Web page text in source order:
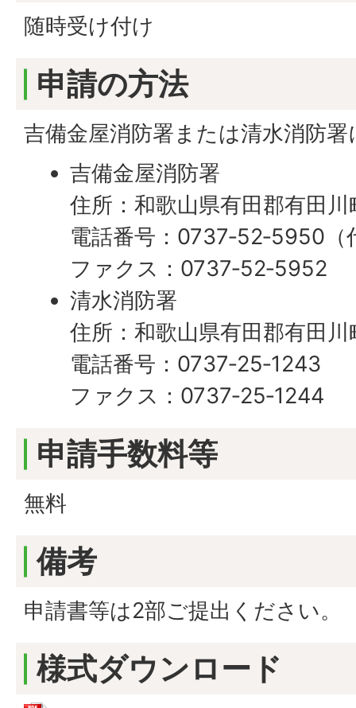
随時受け付け
申請の方法
吉備金屋消防署または清水消防
吉備金屋消防署
住所：和歌山県有田郡有田
電話番号：0737‐52‐5950（
ファクス：0737‐52‐5952
清水消防署
住所：和歌山県有田郡有田
電話番号：0737‐25‐1243
ファクス：0737‐25‐1244
申請手数料等
無料
備考
申請書等は2部ご提出ください。
様式ダウンロード